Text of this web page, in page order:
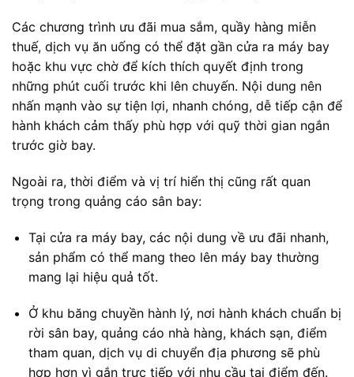
Các chương trình ưu đãi mua sắm, quầy hàng miễn
thuế, dịch vụ ăn uống có thể đặt gần cửa ra máy bay
hoặc khu vực chờ để kích thích quyết định trong
những phút cuối trước khi lên chuyến. Nội dung nên
nhấn mạnh vào sự tiện lợi, nhanh chóng, dễ tiếp cận để
hành khách cảm thấy phù hợp với quỹ thời gian ngắn
trước giờ bay.
Ngoài ra, thời điểm và vị trí hiển thị cũng rất quan
trọng trong quảng cáo sân bay:
Tại cửa ra máy bay, các nội dung về ưu đãi nhanh,
sản phẩm có thể mang theo lên máy bay thường
mang lại hiệu quả tốt.
Ở khu băng chuyền hành lý, nơi hành khách chuẩn bị
rời sân bay, quảng cáo nhà hàng, khách sạn, điểm
tham quan, dịch vụ di chuyển địa phương sẽ phù
hợp hơn vì gắn trực tiếp với nhu cầu tại điểm đến.